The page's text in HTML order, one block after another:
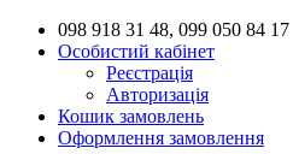
098 918 31 48, 099 050 84 17
Особистий кабінет
Реєстрація
Авторизація
Кошик замовлень
Оформлення замовлення